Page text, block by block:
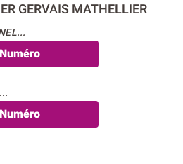
GERVAIS MATHELLIER